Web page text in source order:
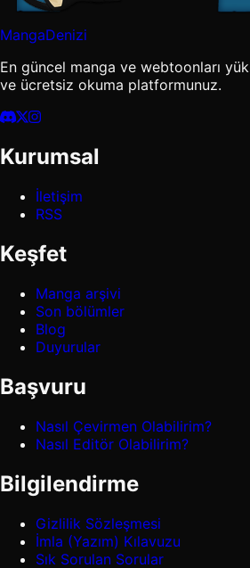
MangaDenizi
En güncel manga ve webtoonları
ve ücretsiz okuma platformunuz.
Kurumsal
İletişim
RSS
Keşfet
Manga arşivi
Son bölümler
Blog
Duyurular
Başvuru
Nasıl Çevirmen Olabilirim?
Nasıl Editör Olabilirim?
Bilgilendirme
Gizlilik Sözleşmesi
İmla (Yazım) Kılavuzu
Sık Sorulan Sorular